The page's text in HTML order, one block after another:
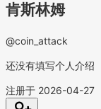
肯斯林姆
@coin_attack
还没有填写个人介绍
注册于 2026-04-27